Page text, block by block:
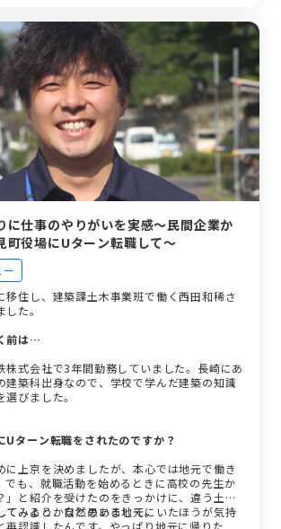
に仕事のやりがいを実感～民間企業か
町役場にUターン転職して～
移住し、建築課土木事業班で働く西田和稀さ
た。
前は…
株式会社で3年間勤務していました。長崎にあ
建築科出身なので、学校で学んだ建築の知識
びました。
ターン転職をされたのですか？
に上京を決めましたが、本心では地元で働き
でも、就職活動を始めるときに高校の先生か
」と紹介を受けたのをきっかけに、違う土地
てみようかなと思いまして。
てみると、自然のある地元にいたほうが気持
再認識したんです。やっぱり地元に帰りた